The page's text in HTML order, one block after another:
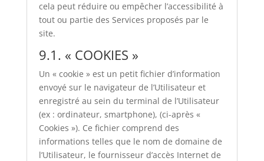
cela peut réduire ou empêcher l’accessibilité à
tout ou partie des Services proposés par le
site.
9.1. « COOKIES »
Un « cookie » est un petit fichier d’information
envoyé sur le navigateur de l’Utilisateur et
enregistré au sein du terminal de l’Utilisateur
(ex : ordinateur, smartphone), (ci-après «
Cookies »). Ce fichier comprend des
informations telles que le nom de domaine de
l’Utilisateur, le fournisseur d’accès Internet de